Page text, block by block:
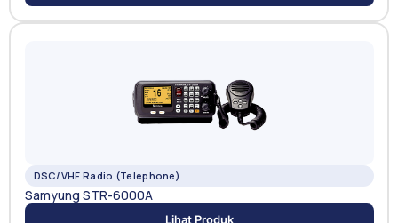
DSC/VHF Radio (Telephone)
Samyung STR-6000A
Lihat Produk